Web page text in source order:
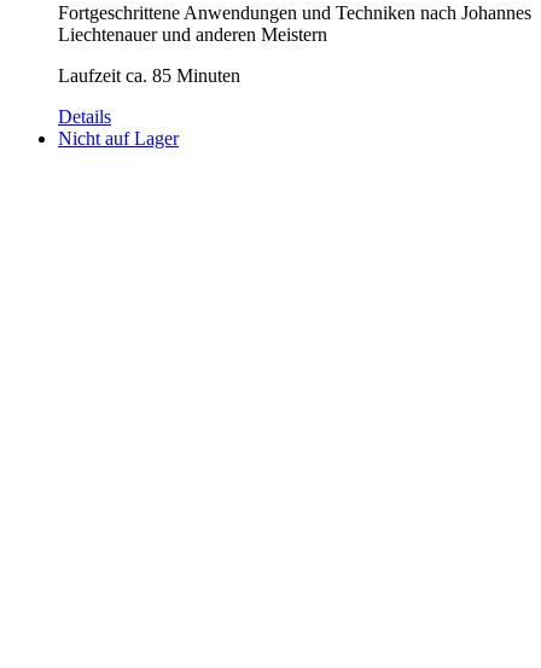
Fortgeschrittene Anwendungen und Techniken nach Johannes
Liechtenauer und anderen Meistern
Laufzeit ca. 85 Minuten
Details
Nicht auf Lager